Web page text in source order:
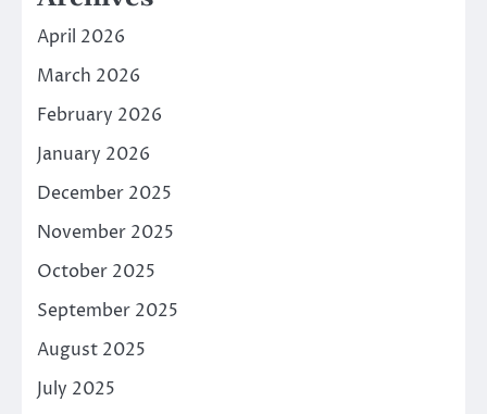
April 2026
March 2026
February 2026
January 2026
December 2025
November 2025
October 2025
September 2025
August 2025
July 2025